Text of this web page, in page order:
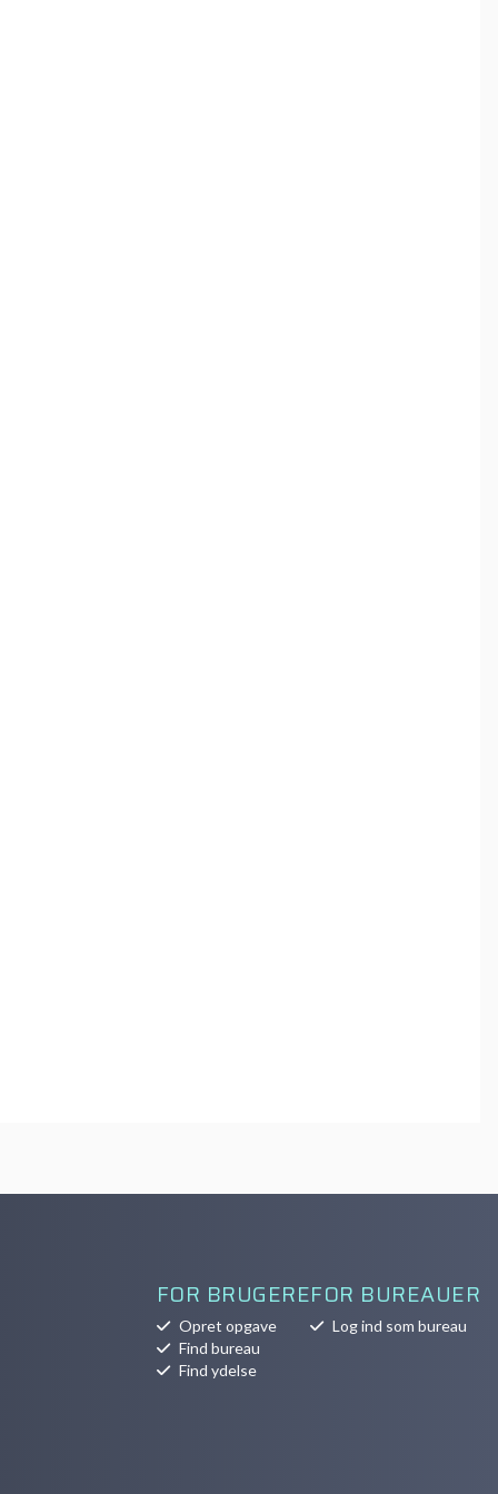
FOR BRUGERE
Opret opgave
Find bureau
Find ydelse
FOR BUREAUER
Log ind som bureau